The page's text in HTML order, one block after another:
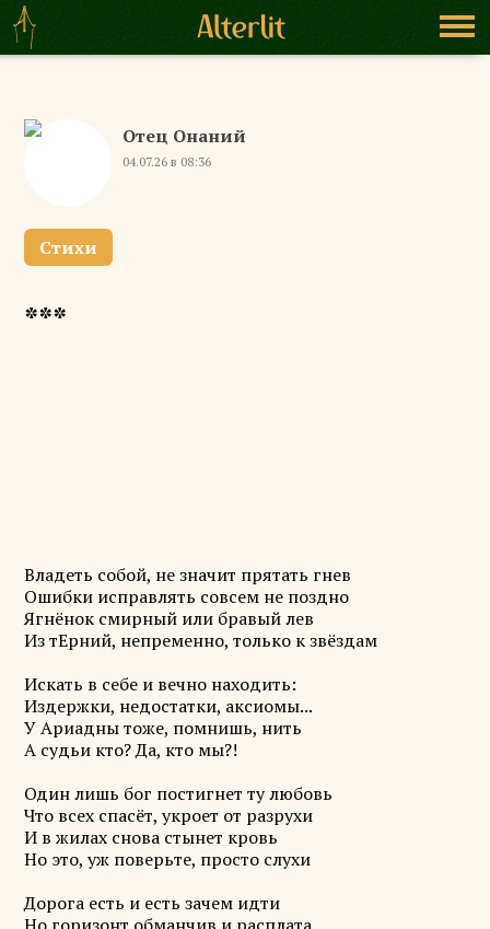
Отец Онаний
04.07.26 в 08:36
Стихи
***
Владеть собой, не значит прятать гнев
Ошибки исправлять совсем не поздно
Ягнёнок смирный или бравый лев
Из тЕрний, непременно, только к звёздам
Искать в себе и вечно находить:
Издержки, недостатки, аксиомы...
У Ариадны тоже, помнишь, нить
А судьи кто? Да, кто мы?!
Один лишь бог постигнет ту любовь
Что всех спасёт, укроет от разрухи
И в жилах снова стынет кровь
Но это, уж поверьте, просто слухи
Дорога есть и есть зачем идти